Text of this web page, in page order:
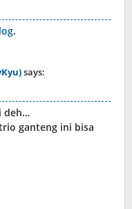
.
says:
deh…
ganteng ini bisa